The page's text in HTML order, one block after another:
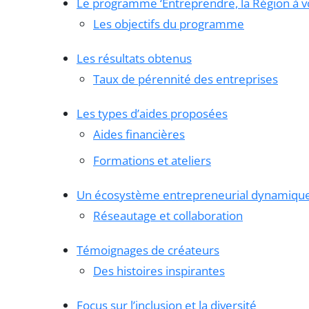
Les objectifs du programme
Les résultats obtenus
Taux de pérennité des entreprises
Les types d’aides proposées
Aides financières
Formations et ateliers
Un écosystème entrepreneurial
Réseautage et collaboration
Témoignages de créateurs
Des histoires inspirantes
Focus sur l’inclusion et la diversité